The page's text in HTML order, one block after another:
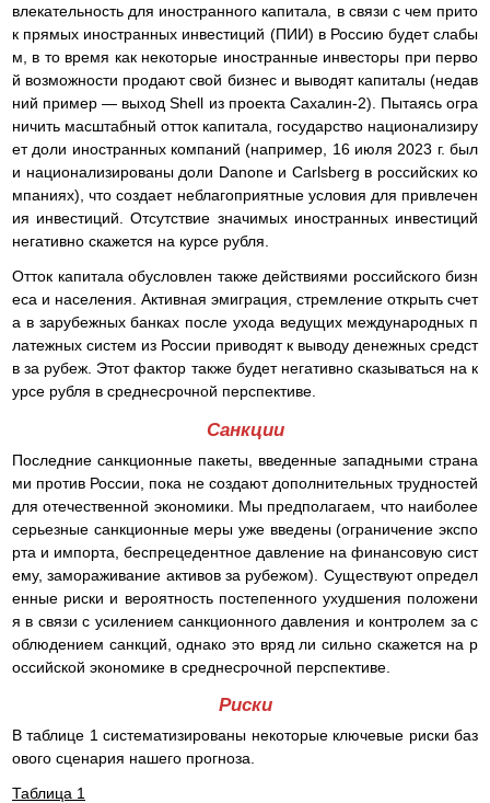
влекательность для иностранного капитала, в связи с чем прито
к прямых иностранных инвестиций (ПИИ) в Россию будет слабы
м, в то время как некоторые иностранные инвесторы при перво
й возможности продают свой бизнес и выводят капиталы (недав
ний пример — выход Shell из проекта Сахалин-2). Пытаясь огра
ничить масштабный отток капитала, государство национализиру
ет доли иностранных компаний (например, 16 июля 2023 г. был
и национализированы доли Danone и Carlsberg в российских ко
мпаниях), что создает неблагоприятные условия для привлечен
ия инвестиций. Отсутствие значимых иностранных инвестиций
негативно скажется на курсе рубля.
Отток капитала обусловлен также действиями российского бизн
еса и населения. Активная эмиграция, стремление открыть счет
а в зарубежных банках после ухода ведущих международных п
латежных систем из России приводят к выводу денежных средст
в за рубеж. Этот фактор также будет негативно сказываться на к
урсе рубля в среднесрочной перспективе.
Санкции
Последние санкционные пакеты, введенные западными страна
ми против России, пока не создают дополнительных трудностей
для отечественной экономики. Мы предполагаем, что наиболее
серьезные санкционные меры уже введены (ограничение экспо
рта и импорта, беспрецедентное давление на финансовую сист
ему, замораживание активов за рубежом). Существуют определ
енные риски и вероятность постепенного ухудшения положени
я в связи с усилением санкционного давления и контролем за с
облюдением санкций, однако это вряд ли сильно скажется на р
оссийской экономике в среднесрочной перспективе.
Риски
В таблице 1 систематизированы некоторые ключевые риски баз
ового сценария нашего прогноза.
Таблица 1